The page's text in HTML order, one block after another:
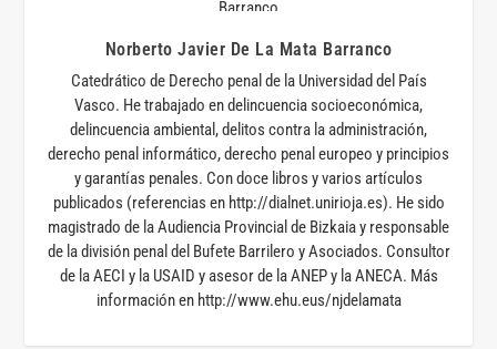
Norberto Javier De La Mata Barranco
Catedrático de Derecho penal de la Universidad del País
Vasco. He trabajado en delincuencia socioeconómica,
delincuencia ambiental, delitos contra la administración,
derecho penal informático, derecho penal europeo y principios
y garantías penales. Con doce libros y varios artículos
publicados (referencias en http://dialnet.unirioja.es). He sido
magistrado de la Audiencia Provincial de Bizkaia y responsable
de la división penal del Bufete Barrilero y Asociados. Consultor
de la AECI y la USAID y asesor de la ANEP y la ANECA. Más
información en http://www.ehu.eus/njdelamata